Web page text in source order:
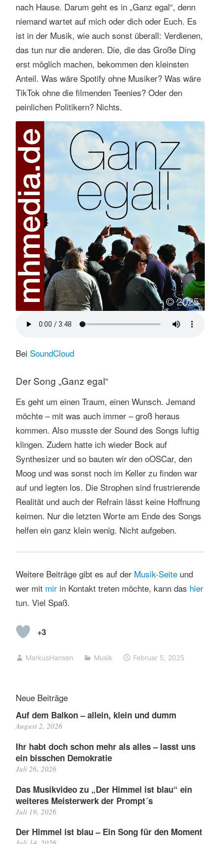
nach Hause. Darum geht es in „Ganz egal“, denn
niemand wartet auf mich oder dich oder Euch. Es
ist in der Musik, wie auch sonst überall: Verdienen,
das tun nur die anderen. Die, die das Große Ding
erst möglich machen, bekommen den kleinsten
Anteil. Was wäre Spotify ohne Musiker? Was wäre
TikTok ohne die filmenden Teenies? Oder den
peinlichen Politikern? Nichts.
Bei SoundCloud
Der Song „Ganz egal“
Es geht um einen Traum, einen Wunsch. Jemand
möchte – mit was auch immer – groß heraus
kommen. Also musste der Sound des Songs luftig
klingen. Zudem hatte ich wieder Bock auf
Synthesizer und so bauten wir den oOSCar, den
Moog und was sonst noch im Keller zu finden war
auf und legten los. Die Strophen sind frustrierende
Realität und auch der Refrain lässt keine Hoffnung
keimen. Nur die letzten Worte am Ende des Songs
helfen ein ganz klein wenig. Nicht aufgeben.
Weitere Beiträge gibt es auf der Musik-Seite und
wer mit mirin Kontakt treten möchte, kann das hier
tun. Viel Spaß.
+3
MarkusHansen Musik Februar 5, 2025
Neue Beiträge
Auf dem Balkon – allein, klein und dumm
August 2, 2026
Ihr habt doch schon mehr als alles – lasst uns
ein bisschen Demokratie
Juli 26, 2026
Das Musikvideo zu „Der Himmel ist blau“ ein
weiteres Meisterwerk der Prompt´s
Juli 19, 2026
Der Himmel ist blau – Ein Song für den Moment